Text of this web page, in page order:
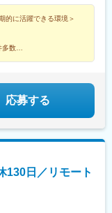
、有明駅(東京都)、加茂
トウェイ駅、京成関
、芝公園駅、栄町駅
、馬車道駅、豊島園駅
山駅、京成八幡駅、新
ノ門ヒルズ駅、多摩セ
モノレール・ＡＮＡ利
場町駅、梅屋敷駅(東京
南駅、京成上野駅、下
)
台駅、三郷駅(埼玉
、川口駅、東川口駅、
央駅、新浦安駅、西
、新鎌ケ谷駅、鎌ケ谷
、四街道駅、五井駅、
戸駅、成田駅、京成成
習志野駅、船橋駅、袖
里駅(舎人ライナー)、
駅、大森駅(東京都)、京
、布田駅、京王八王
的に活躍できる環境＞
多数
応募する
130日／リモート